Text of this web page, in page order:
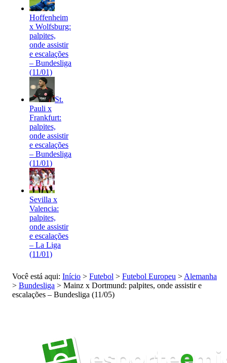
Hoffenheim
x Wolfsburg:
palpites,
onde assistir
e escalações
– Bundesliga
(11/01)
St.
Pauli x
Frankfurt:
palpites,
onde assistir
e escalações
– Bundesliga
(11/01)
Sevilla x
Valencia:
palpites,
onde assistir
e escalações
– La Liga
(11/01)
Você está aqui: Início > Futebol > Futebol Europeu > Alemanha
> Bundesliga > Mainz x Dortmund: palpites, onde assistir e
escalações – Bundesliga (11/05)